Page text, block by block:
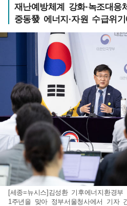
재난예방체계 강화·녹조대
중동發 에너지·자원 수급위
[세종=뉴시스]김성환 기후에너지환경
1주년을 맞아 정부서울청사에서 기자